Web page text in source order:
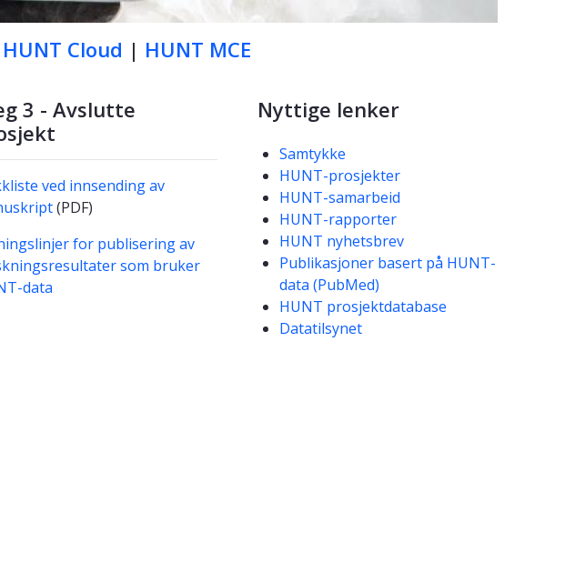
HUNT Cloud | HUNT MCE
3 - Avslutte
ved innsending av
(PDF)
for publisering av
som bruker
data
Nyttige lenker
Samtykke
HUNT-prosjekter
HUNT-samarbeid
HUNT-rapporter
HUNT nyhetsbrev
Publikasjoner basert på HUNT-
data (PubMed)
HUNT prosjektdatabase
Datatilsynet